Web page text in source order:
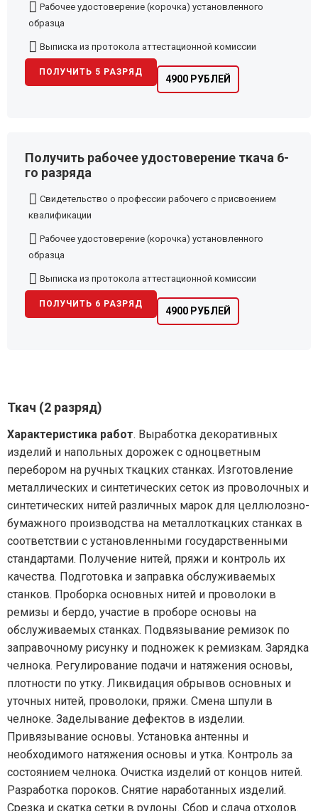
Рабочее удостоверение (корочка) установленного
образца
Выписка из протокола аттестационной комиссии
4900 РУБЛЕЙ
ПОЛУЧИТЬ 5 РАЗРЯД
Получить рабочее удостоверение ткача 6-
го разряда
Свидетельство о профессии рабочего с присвоением
квалификации
Рабочее удостоверение (корочка) установленного
образца
Выписка из протокола аттестационной комиссии
4900 РУБЛЕЙ
ПОЛУЧИТЬ 6 РАЗРЯД
Ткач (2 разряд)
Характеристика работ. Выработка декоративных
изделий и напольных дорожек с одноцветным
перебором на ручных ткацких станках. Изготовление
металлических и синтетических сеток из проволочных и
синтетических нитей различных марок для целлюлозно-
бумажного производства на металлоткацких станках в
соответствии с установленными государственными
стандартами. Получение нитей, пряжи и контроль их
качества. Подготовка и заправка обслуживаемых
станков. Проборка основных нитей и проволоки в
ремизы и бердо, участие в проборе основы на
обслуживаемых станках. Подвязывание ремизок по
заправочному рисунку и подножек к ремизкам. Зарядка
челнока. Регулирование подачи и натяжения основы,
плотности по утку. Ликвидация обрывов основных и
уточных нитей, проволоки, пряжи. Смена шпули в
челноке. Заделывание дефектов в изделии.
Привязывание основы. Установка антенны и
необходимого натяжения основы и утка. Контроль за
состоянием челнока. Очистка изделий от концов нитей.
Разработка пороков. Снятие наработанных изделий.
Срезка и скатка сетки в рулоны. Сбор и сдача отходов.